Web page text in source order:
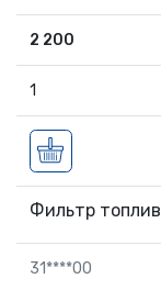
2 200
1
Фильтр
31****00